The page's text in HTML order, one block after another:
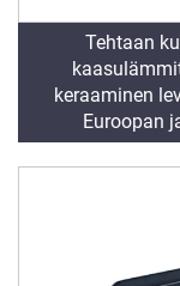
Tehtaan
keraaminen
Euroopan